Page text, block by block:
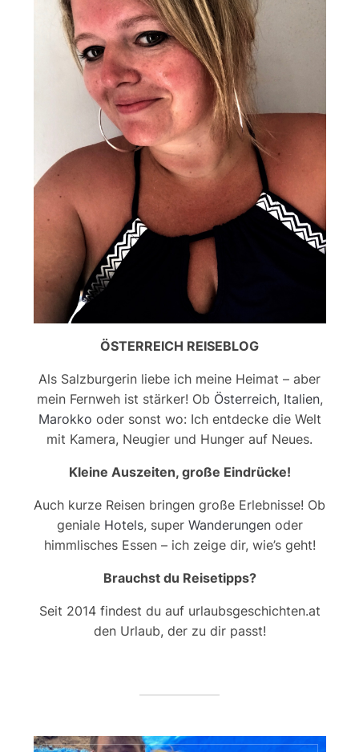
ÖSTERREICH REISEBLOG
Als Salzburgerin liebe ich meine Heimat – aber
mein Fernweh ist stärker! Ob Österreich, Italien,
Marokko oder sonst wo: Ich entdecke die Welt
mit Kamera, Neugier und Hunger auf Neues.
Kleine Auszeiten, große Eindrücke!
Auch kurze Reisen bringen große Erlebnisse! Ob
geniale Hotels, super Wanderungenoder
himmlisches Essen – ich zeige dir, wie’s geht!
Brauchst du Reisetipps?
Seit 2014 findest du auf urlaubsgeschichten.at
den Urlaub, der zu dir passt!